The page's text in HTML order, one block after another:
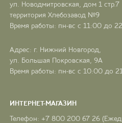
ул. Новодмитровская, дом 1 стр.7
территория Хлебозавод №9
Время работы: пн-вс с 11:00 до
Адрес: г. Нижний Новгород,
ул. Большая Покровская, 9А
Время работы: пн-вс с 10:00 до
ИНТЕРНЕТ-МАГАЗИН
Телефон: +7 800 200 67 26